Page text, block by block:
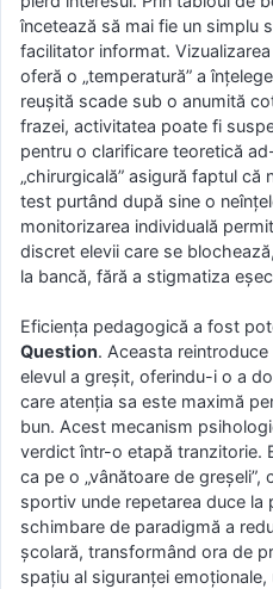
încetează să mai fie un simplu
facilitator informat.
oferă o „temperatură” a
reușită scade sub o anumită
frazei, activitatea poate fi
pentru o clarificare teoretică
„chirurgicală” asigură faptul că
test purtând după sine o
monitorizarea individuală
discret elevii care se
la bancă, fără a stigmatiza
Eficiența pedagogică a fost
Question. Aceasta reintroduce
elevul a greșit, oferindu-i o a
care atenția sa este maximă
bun. Acest mecanism
verdict într-o etapă tranzitorie.
ca pe o „vânătoare de greșeli”,
sportiv unde repetarea duce la
schimbare de paradigmă a
școlară, transformând ora de
spațiu al siguranței